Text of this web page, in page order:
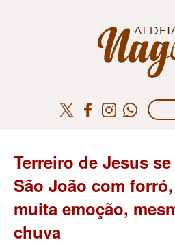
Terreiro de Jesus
São João com
muita emoção,
chuva